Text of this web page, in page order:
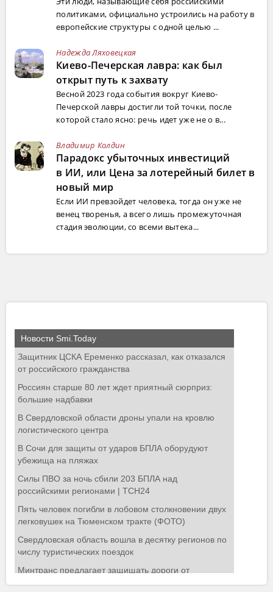
политиками, официально устроились на работу в
европейские структуры с одной целью ...
Надежда Ляховецкая
Киево-Печерская лавра: как был
открыт путь к захвату
Весной 2023 года события вокруг Киево-
Печерской лавры достигли той точки, после
которой стало ясно: речь идет уже не о в...
Владимир Колдин
Парадокс убыточных инвестиций
в ИИ, или Цена за лотерейный билет в
новый мир
Если ИИ превзойдет человека, тогда он уже не
венец творенья, а всего лишь промежуточная
стадия эволюции, со всеми вытека...